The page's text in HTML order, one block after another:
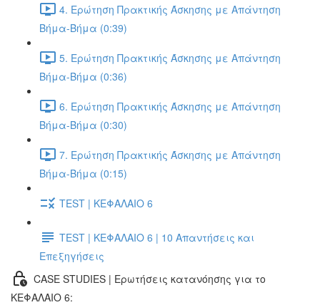
4. Ερώτηση Πρακτικής Άσκησης με Απάντηση
Βήμα-Βήμα (0:39)
5. Ερώτηση Πρακτικής Άσκησης με Απάντηση
Βήμα-Βήμα (0:36)
6. Ερώτηση Πρακτικής Άσκησης με Απάντηση
Βήμα-Βήμα (0:30)
7. Ερώτηση Πρακτικής Άσκησης με Απάντηση
Βήμα-Βήμα (0:15)
TEST | ΚΕΦΑΛΑΙΟ 6
TEST | ΚΕΦΑΛΑΙΟ 6 | 10 Απαντήσεις και
Επεξηγήσεις
CASE STUDIES | Ερωτήσεις κατανόησης για το
ΚΕΦΑΛΑΙΟ 6: